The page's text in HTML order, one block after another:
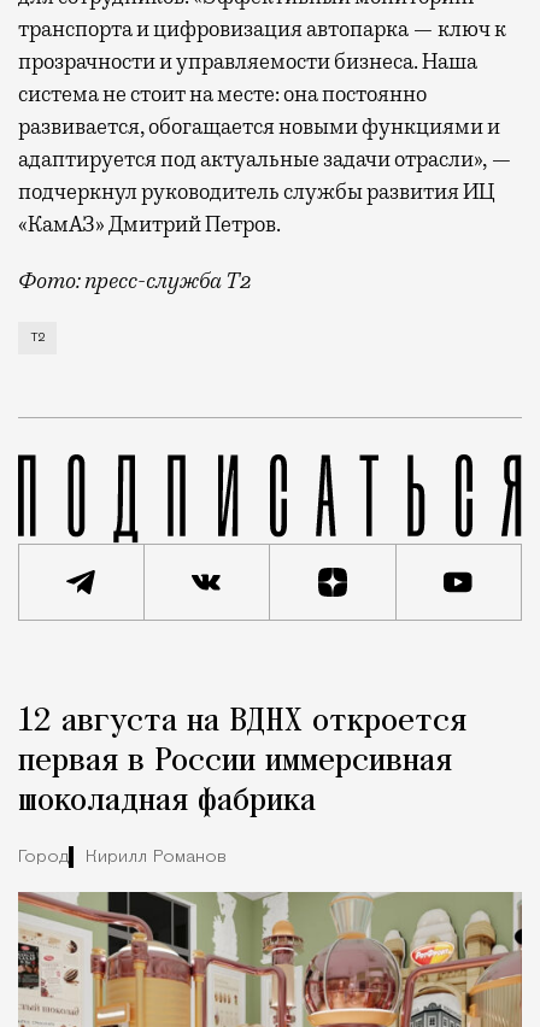
транспорта и цифровизация автопарка — ключ к
прозрачности и управляемости бизнеса. Наша
система не стоит на месте: она постоянно
развивается, обогащается новыми функциями и
адаптируется под актуальные задачи отрасли», —
подчеркнул руководитель службы развития ИЦ
«КамАЗ» Дмитрий Петров.
Фото: пресс-служба Т2
Т2 развивает решения для автомобильной
Т2
Город
12 августа на ВДНХ откроется
первая в России иммерсивная
шоколадная фабрика
Город Кирилл Романов